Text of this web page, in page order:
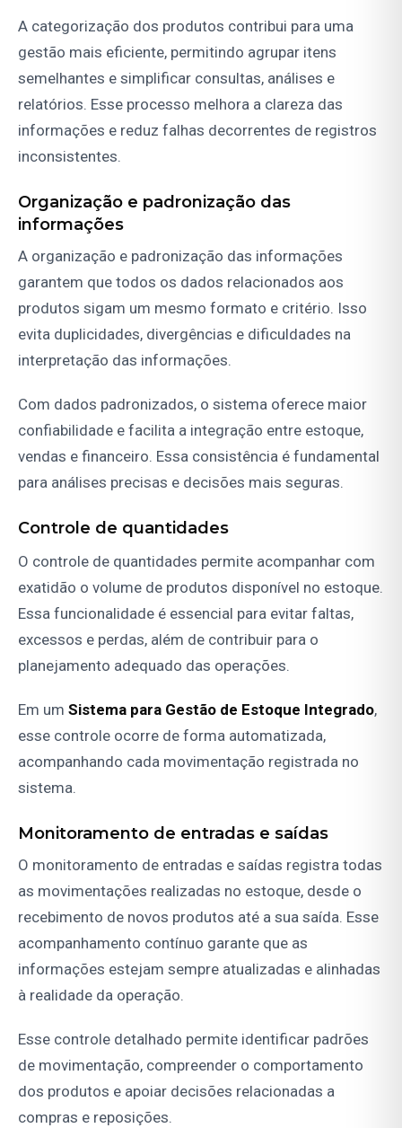
A categorização dos produtos contribui para uma
gestão mais eficiente, permitindo agrupar itens
semelhantes e simplificar consultas, análises e
relatórios. Esse processo melhora a clareza das
informações e reduz falhas decorrentes de registros
inconsistentes.
Organização e padronização das
informações
A organização e padronização das informações
garantem que todos os dados relacionados aos
produtos sigam um mesmo formato e critério. Isso
evita duplicidades, divergências e dificuldades na
interpretação das informações.
Com dados padronizados, o sistema oferece maior
confiabilidade e facilita a integração entre estoque,
vendas e financeiro. Essa consistência é fundamental
para análises precisas e decisões mais seguras.
Controle de quantidades
O controle de quantidades permite acompanhar com
exatidão o volume de produtos disponível no estoque.
Essa funcionalidade é essencial para evitar faltas,
excessos e perdas, além de contribuir para o
planejamento adequado das operações.
Em um Sistema para Gestão de Estoque Integrado,
esse controle ocorre de forma automatizada,
acompanhando cada movimentação registrada no
sistema.
Monitoramento de entradas e saídas
O monitoramento de entradas e saídas registra todas
as movimentações realizadas no estoque, desde o
recebimento de novos produtos até a sua saída. Esse
acompanhamento contínuo garante que as
informações estejam sempre atualizadas e alinhadas
à realidade da operação.
Esse controle detalhado permite identificar padrões
de movimentação, compreender o comportamento
dos produtos e apoiar decisões relacionadas a
compras e reposições.